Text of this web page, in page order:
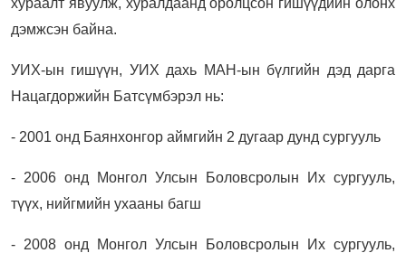
дэмжсэн байна.
УИХ-ын гишүүн, УИХ дахь МАН-ын бүлгийн дэд дарга
Нацагдоржийн Батсүмбэрэл нь:
- 2001 онд Баянхонгор аймгийн 2 дугаар дунд сургууль
- 2006 онд Монгол Улсын Боловсролын Их сургууль,
түүх, нийгмийн ухааны багш
- 2008 онд Монгол Улсын Боловсролын Их сургууль,